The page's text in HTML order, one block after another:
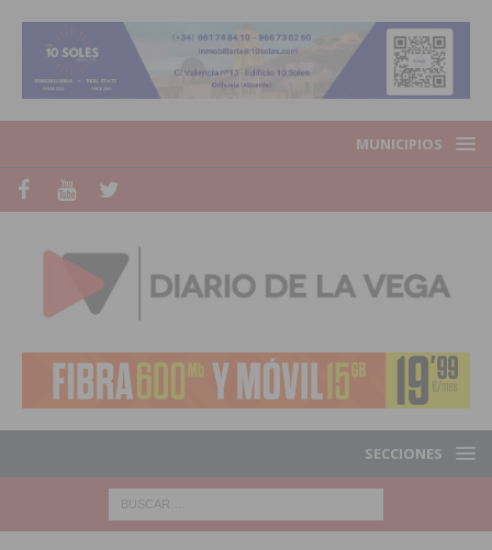
MUNICIPIOS
SECCIONES